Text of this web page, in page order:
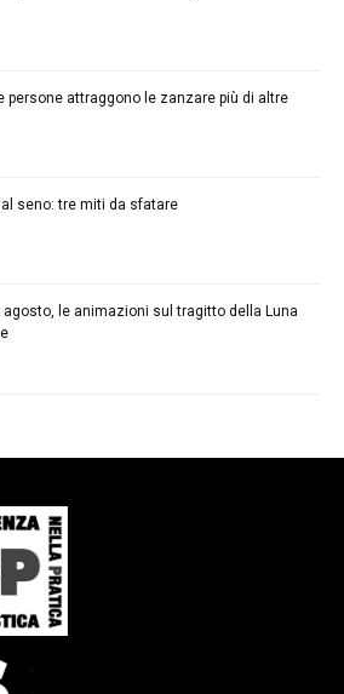
persone attraggono le zanzare più di altre
seno: tre miti da sfatare
agosto, le animazioni sul tragitto della Luna